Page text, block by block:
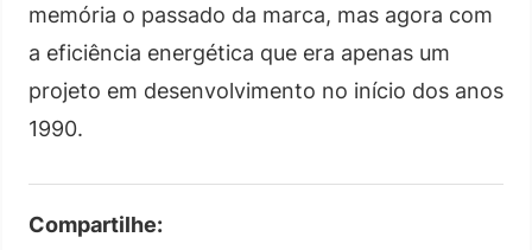
memória o passado da marca, mas agora com
a eficiência energética que era apenas um
projeto em desenvolvimento no início dos anos
1990.
Compartilhe: